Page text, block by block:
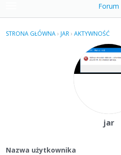
o
g
Forum
STRONA GŁÓWNA› JAR› AKTYWNOŚĆ
jar
Nazwa użytkownika